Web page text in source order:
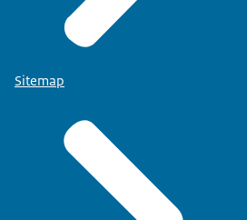
Sitemap